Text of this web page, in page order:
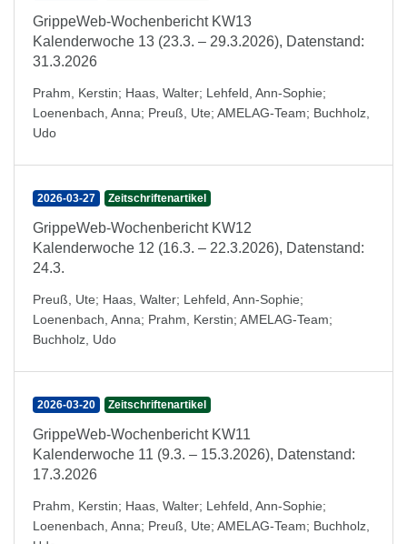
GrippeWeb-Wochenbericht KW13
Kalenderwoche 13 (23.3. – 29.3.2026), Datenstand:
31.3.2026
Prahm, Kerstin; Haas, Walter; Lehfeld, Ann-Sophie;
Loenenbach, Anna; Preuß, Ute; AMELAG-Team; Buchholz,
Udo
2026-03-27 Zeitschriftenartikel
GrippeWeb-Wochenbericht KW12
Kalenderwoche 12 (16.3. – 22.3.2026), Datenstand:
24.3.
Preuß, Ute; Haas, Walter; Lehfeld, Ann-Sophie;
Loenenbach, Anna; Prahm, Kerstin; AMELAG-Team;
Buchholz, Udo
2026-03-20 Zeitschriftenartikel
GrippeWeb-Wochenbericht KW11
Kalenderwoche 11 (9.3. – 15.3.2026), Datenstand:
17.3.2026
Prahm, Kerstin; Haas, Walter; Lehfeld, Ann-Sophie;
Loenenbach, Anna; Preuß, Ute; AMELAG-Team; Buchholz,